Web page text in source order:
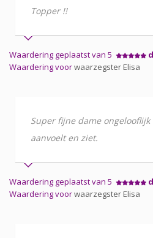
Topper !!
Waardering geplaatst van 5
Waardering voorwaarzegster Elisa
Super fijne dame
aanvoelt en ziet.
Waardering geplaatst van 5
Waardering voorwaarzegster Elisa